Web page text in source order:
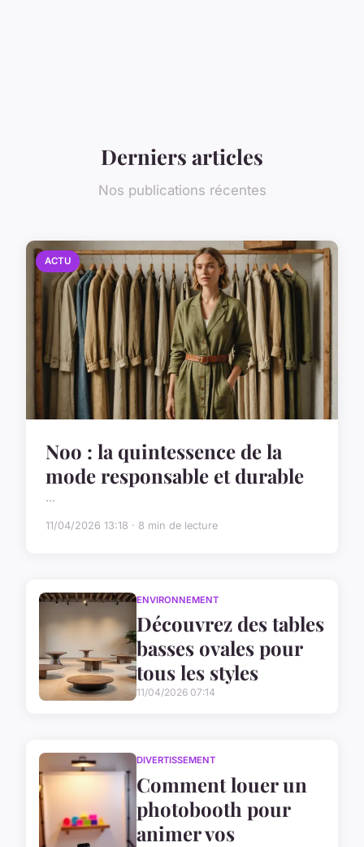
Derniers articles
Nos publications récentes
ACTU
Noo : la quintessence de la
mode responsable et durable
...
11/04/2026 13:18 · 8 min de lecture
ENVIRONNEMENT
Découvrez des tables
basses ovales pour
tous les styles
11/04/2026 07:14
DIVERTISSEMENT
Comment louer un
photobooth pour
animer vos